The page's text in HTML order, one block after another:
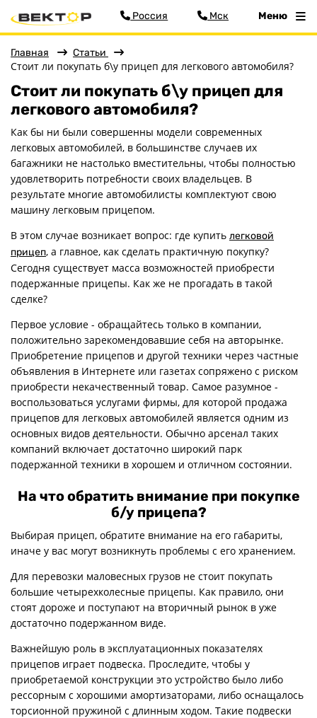
Меню
Прицепы
Запчасти
Хоз. товары
Контакты
Тюнинг прицепов
Получить прицеп
Оплата
Доставка
Россия Мск Меню
Главная Статьи
Стоит ли покупать б\у прицеп для легкового автомобиля?
Стоит ли покупать б\у прицеп для
легкового автомобиля?
Как бы ни были совершенны модели современных
легковых автомобилей, в большинстве случаев их
багажники не настолько вместительны, чтобы полностью
удовлетворить потребности своих владельцев. В
результате многие автомобилисты комплектуют свою
машину легковым прицепом.
В этом случае возникает вопрос: где купить легковой
прицеп, а главное, как сделать практичную покупку?
Сегодня существует масса возможностей приобрести
подержанные прицепы. Как же не прогадать в такой
сделке?
Первое условие - обращайтесь только в компании,
положительно зарекомендовавшие себя на авторынке.
Приобретение прицепов и другой техники через частные
объявления в Интернете или газетах сопряжено с риском
приобрести некачественный товар. Самое разумное -
воспользоваться услугами фирмы, для которой продажа
прицепов для легковых автомобилей является одним из
основных видов деятельности. Обычно арсенал таких
компаний включает достаточно широкий парк
подержанной техники в хорошем и отличном состоянии.
На что обратить внимание при покупке
б/у прицепа?
Выбирая прицеп, обратите внимание на его габариты,
иначе у вас могут возникнуть проблемы с его хранением.
Для перевозки маловесных грузов не стоит покупать
большие четырехколесные прицепы. Как правило, они
стоят дороже и поступают на вторичный рынок в уже
достаточно подержанном виде.
Важнейшую роль в эксплуатационных показателях
прицепов играет подвеска. Проследите, чтобы у
приобретаемой конструкции это устройство было либо
рессорным с хорошими амортизаторами, либо оснащалось
торсионной пружиной с длинным ходом. Такие подвески